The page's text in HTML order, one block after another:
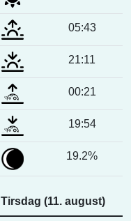
05:43
21:11
00:21
19:54
19.2%
Tirsdag (11. august)